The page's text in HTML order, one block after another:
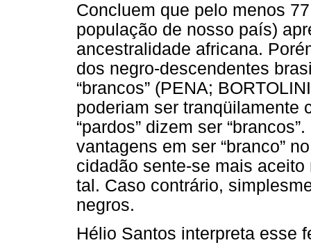
Concluem que pelo menos
população de nosso país)
ancestralidade africana.
dos negro-descendentes
“brancos” (PENA;
poderiam ser tranqüilamente
“pardos” dizem ser
vantagens em ser “branco”
cidadão sente-se mais
tal. Caso contrário,
negros.
Hélio Santos interpreta esse